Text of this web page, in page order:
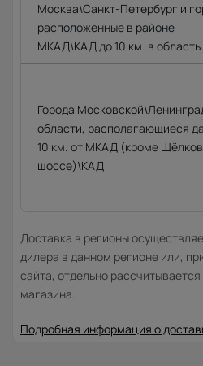
Москва\Санкт-Петербург и
расположенные в районе
МКАД\КАД до 10 км. в область.
Города
области, располагающиеся
10 км. от МКАД (кроме
шоссе)\КАД
Доставка в регионы
дилера в данном регионе или,
сайта, отдельно
магазина.
Подробная информация о